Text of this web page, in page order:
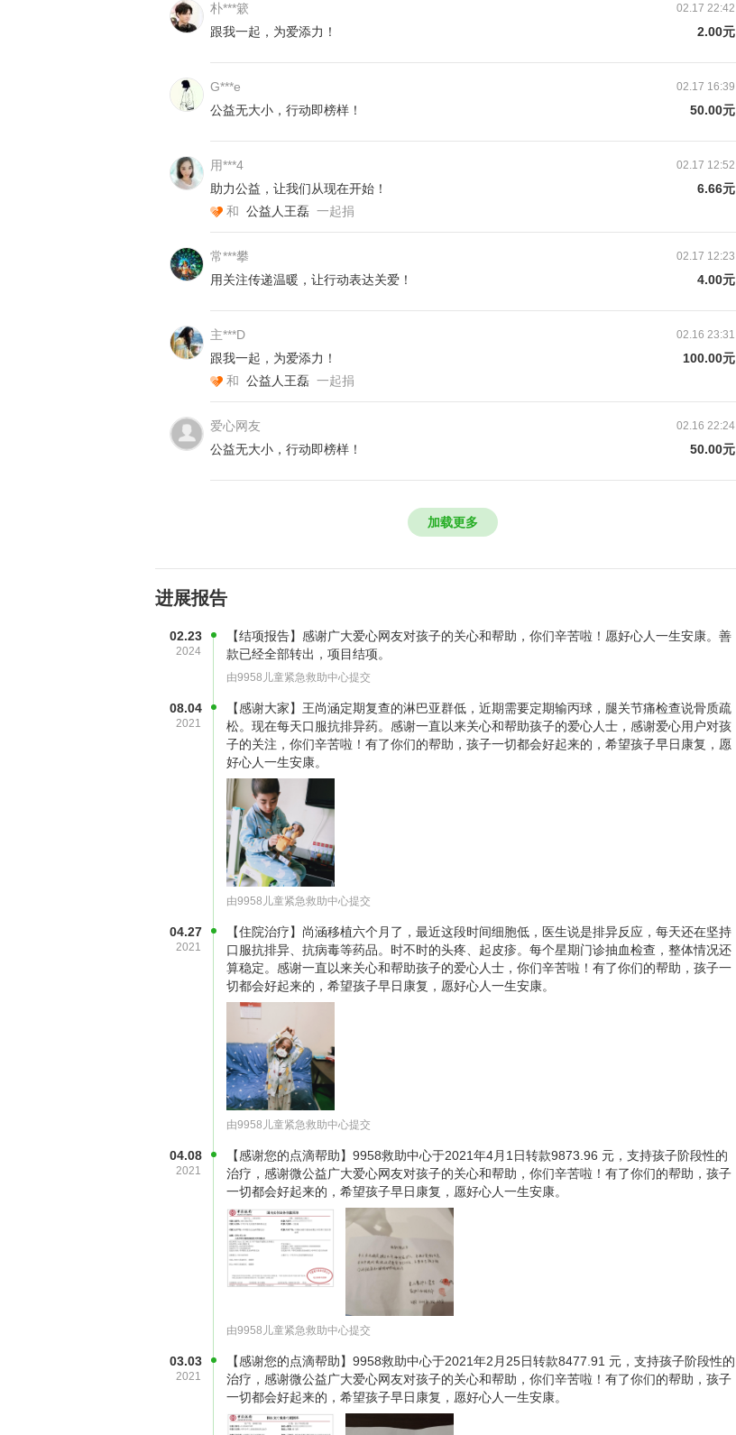
2019年12月19日，任化娟在和大女儿视频时，女儿告诉她24日平安夜一定要给弟弟买个
苹果吃，吃了平安果，从此平平安安，听了女儿的话她突然有了一个主意，当天就出门买
了两袋子苹果，打算24日晚出去卖，如今的她哪怕一点点希望都不想放弃。
卖，可是2个小时过去了，一个都没有卖出去，少有人问津，有些人也只是看一眼就匆匆
离开了。这样下去不是办法，她便收拾起来打算去人多点的地方碰碰运气，最终来到了地
铁站，看着来来往往的人群，她似乎看到了希望，哪怕卖来的钱够儿子一天的药费也好
跟着人群走进地铁站，谁料却在入口安检处被拦了下来，安检人员以地铁站不得乞讨为由
让他们赶紧离开，任化娟带着哭腔说明原委，可是安检员也很为难，最终任化娟只能带着
孩子转身打算离开，也许是看到了母子俩落魄的背影，安检员突然开口叫住了他们，拿出
200块钱买下了任化娟手里所有的苹果。
朴***簌 02.17 22:42
跟我一起，为爱添力！ 2.00元
G***e 02.17 16:39
公益无大小，行动即榜样！ 50.00元
用***4 02.17 12:52
助力公益，让我们从现在开始！
6.66元
和 公益人王磊 一起捐
常***攀 02.17 12:23
用关注传递温暖，让行动表达关爱！ 4.00元
主***D 02.16 23:31
跟我一起，为爱添力！
100.00元
和 公益人王磊 一起捐
爱心网友 02.16 22:24
公益无大小，行动即榜样！ 50.00元
加载更多
进展报告
02.23
2024
【结项报告】感谢广大爱心网友对孩子的关心和帮助，你们辛苦啦！愿好心人一生安康。善
款已经全部转出，项目结项。
由9958儿童紧急救助中心提交
08.04
2021
【感谢大家】王尚涵定期复查的淋巴亚群低，近期需要定期输丙球，腿关节痛检查说骨质疏
松。现在每天口服抗排异药。感谢一直以来关心和帮助孩子的爱心人士，感谢爱心用户对孩
子的关注，你们辛苦啦！有了你们的帮助，孩子一切都会好起来的，希望孩子早日康复，愿
好心人一生安康。
由9958儿童紧急救助中心提交
04.27
2021
【住院治疗】尚涵移植六个月了，最近这段时间细胞低，医生说是排异反应，每天还在坚持
口服抗排异、抗病毒等药品。时不时的头疼、起皮疹。每个星期门诊抽血检查，整体情况还
算稳定。感谢一直以来关心和帮助孩子的爱心人士，你们辛苦啦！有了你们的帮助，孩子一
切都会好起来的，希望孩子早日康复，愿好心人一生安康。
由9958儿童紧急救助中心提交
04.08
2021
【感谢您的点滴帮助】9958救助中心于2021年4月1日转款9873.96 元，支持孩子阶段性的
治疗，感谢微公益广大爱心网友对孩子的关心和帮助，你们辛苦啦！有了你们的帮助，孩子
一切都会好起来的，希望孩子早日康复，愿好心人一生安康。
由9958儿童紧急救助中心提交
03.03
2021
【感谢您的点滴帮助】9958救助中心于2021年2月25日转款8477.91 元，支持孩子阶段性的
治疗，感谢微公益广大爱心网友对孩子的关心和帮助，你们辛苦啦！有了你们的帮助，孩子
一切都会好起来的，希望孩子早日康复，愿好心人一生安康。